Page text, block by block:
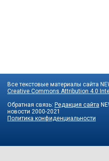
Все текстовые материалы сайта
Creative Commons Attribution 4.0
Обратная связь: Редакция сайта
новости 2000-2021
Политика конфиденциальности